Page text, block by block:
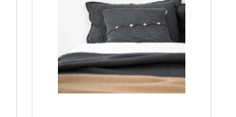
Aan
verlanglijst
toevoegen